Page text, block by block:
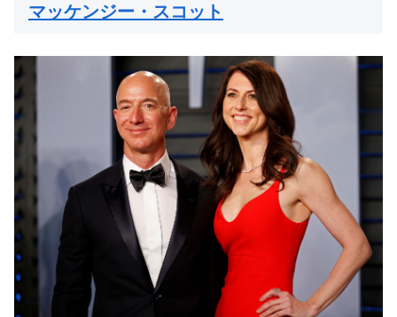
マッケンジー・スコット